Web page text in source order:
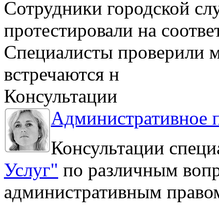
Сотрудники городской
протестировали на
Специалисты проверили
встречаются н
Консультации
Административное
Консультации
Услуг" по различным
административным